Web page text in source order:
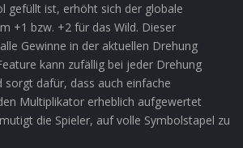
gefüllt ist, erhöht sich der globale
+1 bzw. +2 für das Wild. Dieser
Gewinne in der aktuellen Drehung
kann zufällig bei jeder Drehung
sorgt dafür, dass auch einfache
Multiplikator erheblich aufgewertet
die Spieler, auf volle Symbolstapel zu